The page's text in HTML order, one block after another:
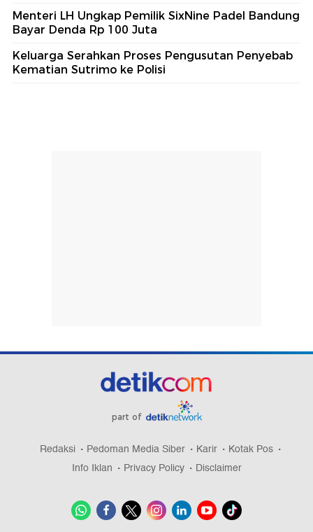
Menteri LH Ungkap Pemilik SixNine Padel Bandung
Bayar Denda Rp 100 Juta
Keluarga Serahkan Proses Pengusutan Penyebab
Kematian Sutrimo ke Polisi
part of
Redaksi Pedoman Media Siber Karir
Kotak Pos
Info Iklan
Privacy Policy Disclaimer